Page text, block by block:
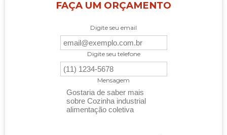
FAÇA UM ORÇAMENTO
Digite seu email
Digite seu telefone
Mensagem